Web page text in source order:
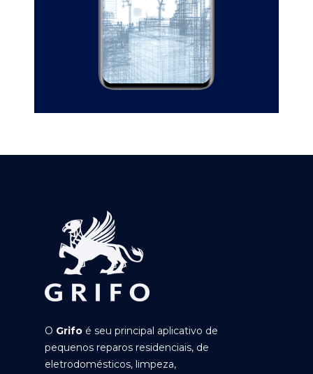
O Grifo é seu principal aplicativo de
pequenos reparos residenciais, de
eletrodomésticos, limpeza,